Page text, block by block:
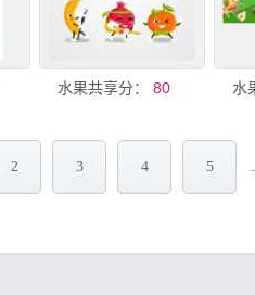
水果表情
共享分： 80 水
2 3 4 5